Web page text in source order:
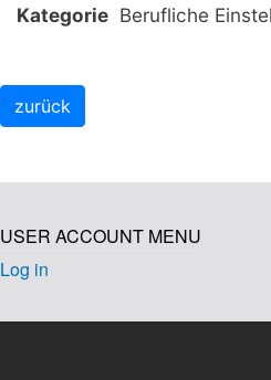
Kategorie Berufliche
USER ACCOUNT MENU
Log in